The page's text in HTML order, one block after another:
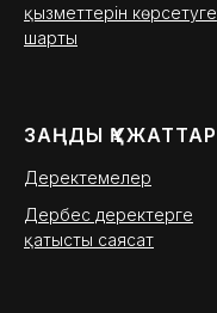
қызметтерін көрсетуге
шарты
ЗАҢДЫ ҚҰЖАТТАР
Деректемелер
Дербес деректерге
қатысты саясат